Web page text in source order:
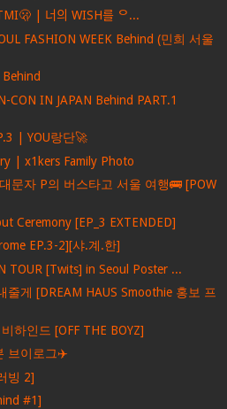
TMI🫢 | 너의 WISH를 ᄋ...
FASHION WEEK Behind (민희 서울
Behind
CON IN JAPAN Behind PART.1
| YOU랑단🚀
| x1kers Family Photo
문자 P의 버스타고 서울 여행🚌 [POW
Ceremony [EP_3 EXTENDED]
EP.3-2][샤.계.한]
TOUR [Twits] in Seoul Poster ...
줄게 [DREAM HAUS Smoothie 홍보 프
하인드 [OFF THE BOYZ]
브이로그✈️
빙 2]
#1]